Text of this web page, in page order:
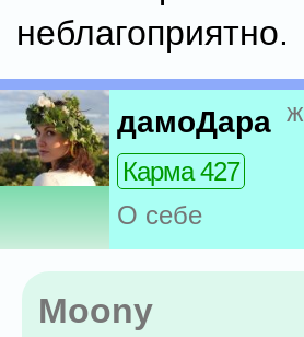
неблагоприятно.
дамоДара ж
Карма 427
О себе
Moony